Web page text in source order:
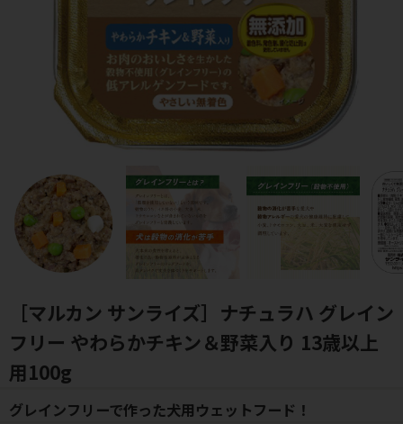
［マルカン サンライズ］ナチュラハ グレイン
フリー やわらかチキン＆野菜入り 13歳以上
用100g
グレインフリーで作った犬用ウェットフード！